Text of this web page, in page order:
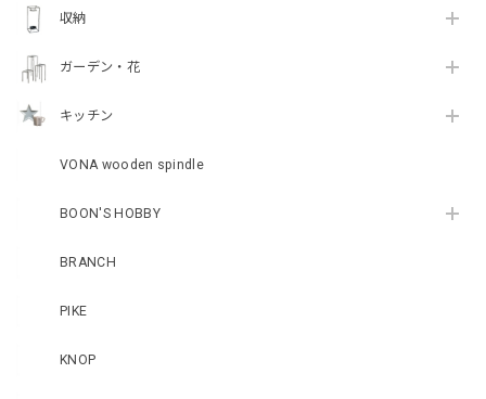
収納
ガーデン・花
キッチン
VONA wooden spindle
BOON'S HOBBY
BRANCH
PIKE
KNOP